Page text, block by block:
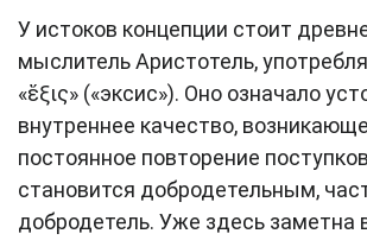
У истоков концепции стоит
мыслитель Аристотель,
«ἕξις» («эксис»). Оно означало
внутреннее качество,
постоянное повторение
становится добродетельным,
добродетель. Уже здесь заметна